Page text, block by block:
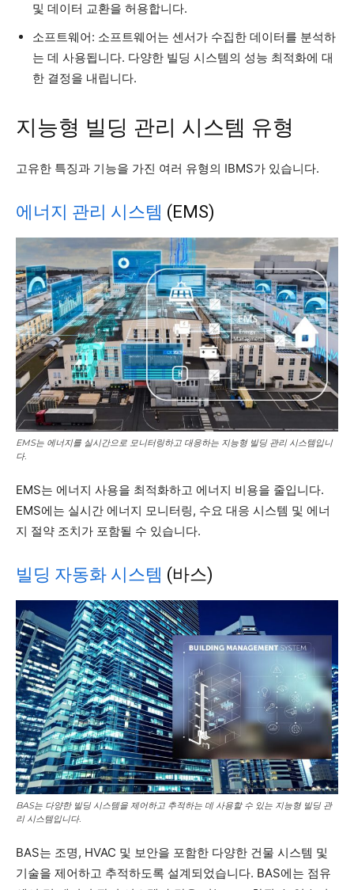
및 데이터 교환을 허용합니다.
소프트웨어: 소프트웨어는 센서가 수집한 데이터를 분석하
는 데 사용됩니다. 다양한 빌딩 시스템의 성능 최적화에 대
한 결정을 내립니다.
지능형 빌딩 관리 시스템 유형
고유한 특징과 기능을 가진 여러 유형의 IBMS가 있습니다.
에너지 관리 시스템 (EMS)
EMS는 에너지를 실시간으로 모니터링하고 대응하는 지능형 빌딩 관리 시스템입니
다.
EMS는 에너지 사용을 최적화하고 에너지 비용을 줄입니다.
EMS에는 실시간 에너지 모니터링, 수요 대응 시스템 및 에너
지 절약 조치가 포함될 수 있습니다.
빌딩 자동화 시스템 (바스)
BAS는 다양한 빌딩 시스템을 제어하고 추적하는 데 사용할 수 있는 지능형 빌딩 관
리 시스템입니다.
BAS는 조명, HVAC 및 보안을 포함한 다양한 건물 시스템 및
기술을 제어하고 추적하도록 설계되었습니다. BAS에는 점유